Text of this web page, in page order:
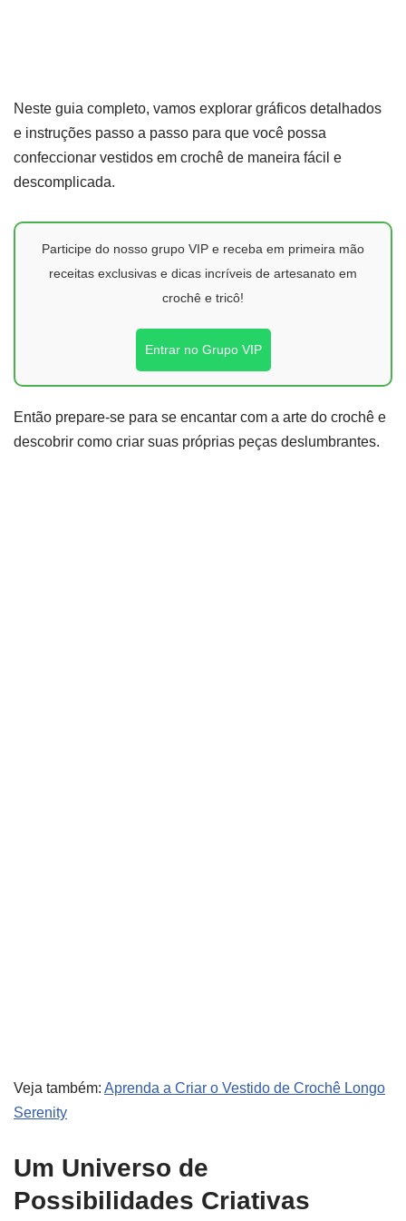
Neste guia completo, vamos explorar gráficos detalhados
e instruções passo a passo para que você possa
confeccionar vestidos em crochê de maneira fácil e
descomplicada.
Participe do nosso grupo VIP e receba em primeira mão
receitas exclusivas e dicas incríveis de artesanato em
crochê e tricô!
Entrar no Grupo VIP
Então prepare-se para se encantar com a arte do crochê e
descobrir como criar suas próprias peças deslumbrantes.
Veja também: Aprenda a Criar o Vestido de Crochê Longo
Serenity
Um Universo de
Possibilidades Criativas